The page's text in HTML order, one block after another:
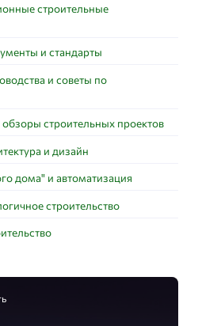
строительные
и стандарты
и советы по
строительных проектов
и дизайн
дома" и автоматизация
строительство